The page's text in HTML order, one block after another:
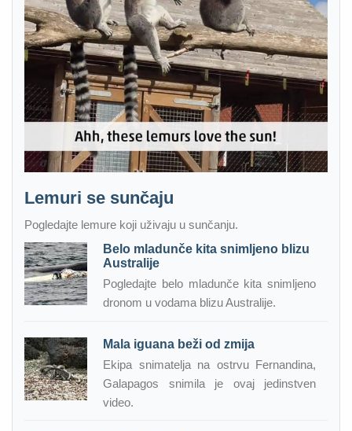
Lemuri se sunčaju
Pogledajte lemure koji uživaju u sunčanju.
Belo mladunče kita snimljeno blizu
Australije
Pogledajte belo mladunče kita snimljeno
dronom u vodama blizu Australije.
Mala iguana beži od zmija
Ekipa snimatelja na ostrvu Fernandina,
Galapagos snimila je ovaj jedinstven
video.